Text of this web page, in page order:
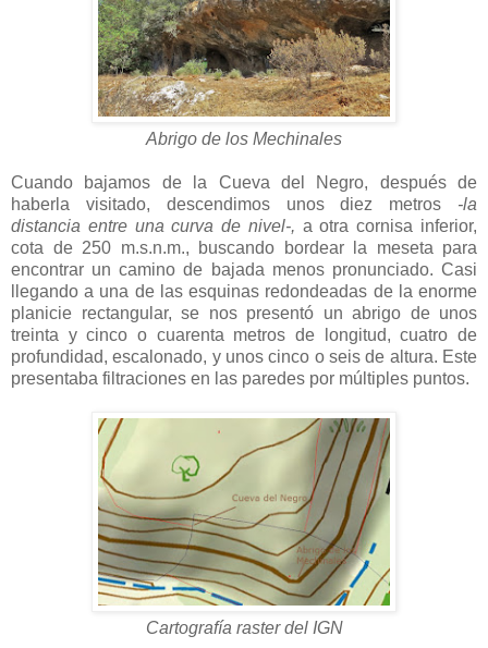
Abrigo de los Mechinales
Cuando bajamos de la Cueva del Negro, después de
haberla visitado, descendimos unos diez metros -la
distancia entre una curva de nivel-, a otra cornisa inferior,
cota de 250 m.s.n.m., buscando bordear la meseta para
encontrar un camino de bajada menos pronunciado. Casi
llegando a una de las esquinas redondeadas de la enorme
planicie rectangular, se nos presentó un abrigo de unos
treinta y cinco o cuarenta metros de longitud, cuatro de
profundidad, escalonado, y unos cinco o seis de altura. Este
presentaba filtraciones en las paredes por múltiples puntos.
Cartografía raster del IGN